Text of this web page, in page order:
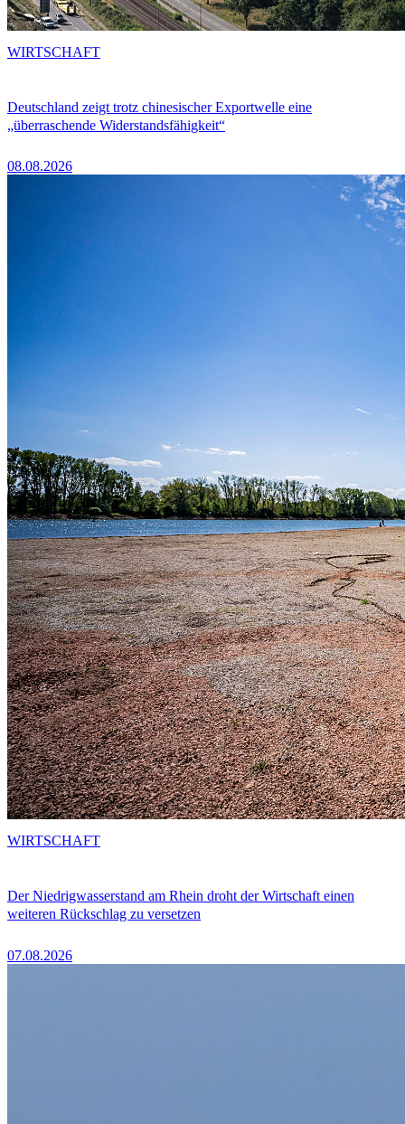
Deutschland zeigt trotz chinesischer Exportwelle eine
„überraschende Widerstandsfähigkeit“
08.08.2026
WIRTSCHAFT
Der Niedrigwasserstand am Rhein droht der Wirtschaft einen
weiteren Rückschlag zu versetzen
07.08.2026
WIRTSCHAFT